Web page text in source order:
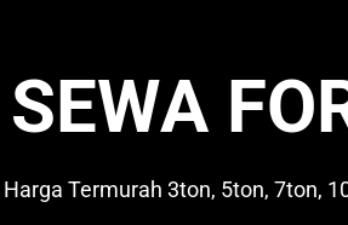
Termurah 3ton, 5ton, 7ton,